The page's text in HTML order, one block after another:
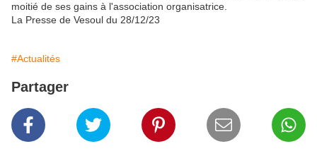
moitié de ses gains à l'association organisatrice.
La Presse de Vesoul du 28/12/23
#Actualités
Partager